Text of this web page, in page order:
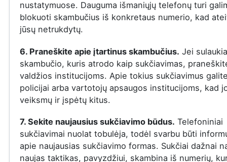
nustatymuose. Dauguma išmaniųjų telefonų turi
blokuoti skambučius iš konkretaus numerio, kad
jūsų netrukdytų.
6. Praneškite apie įtartinus skambučius. Jei
skambučio, kuris atrodo kaip sukčiavimas,
valdžios institucijoms. Apie tokius sukčiavimus
policijai arba vartotojų apsaugos institucijoms, kad
veiksmų ir įspėtų kitus.
7. Sekite naujausius sukčiavimo būdus. Telefoniniai
sukčiavimai nuolat tobulėja, todėl svarbu būti
apie naujausias sukčiavimo formas. Sukčiai dažnai
naujas taktikas, pavyzdžiui, skambina iš numerių,